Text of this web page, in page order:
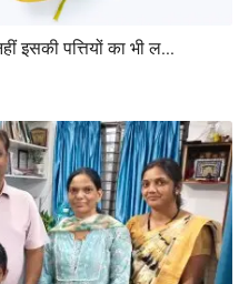
इसकी पत्तियों का भी ल...